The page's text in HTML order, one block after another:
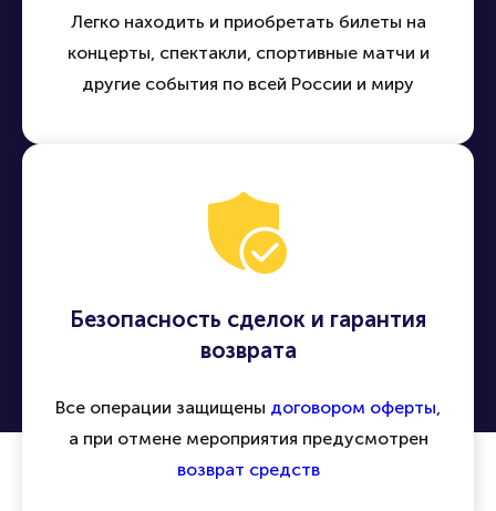
Легко находить и приобретать билеты на
концерты, спектакли, спортивные матчи и
другие события по всей России и миру
Безопасность сделок и гарантия
возврата
Все операции защищены договором оферты,
а при отмене мероприятия предусмотрен
возврат средств